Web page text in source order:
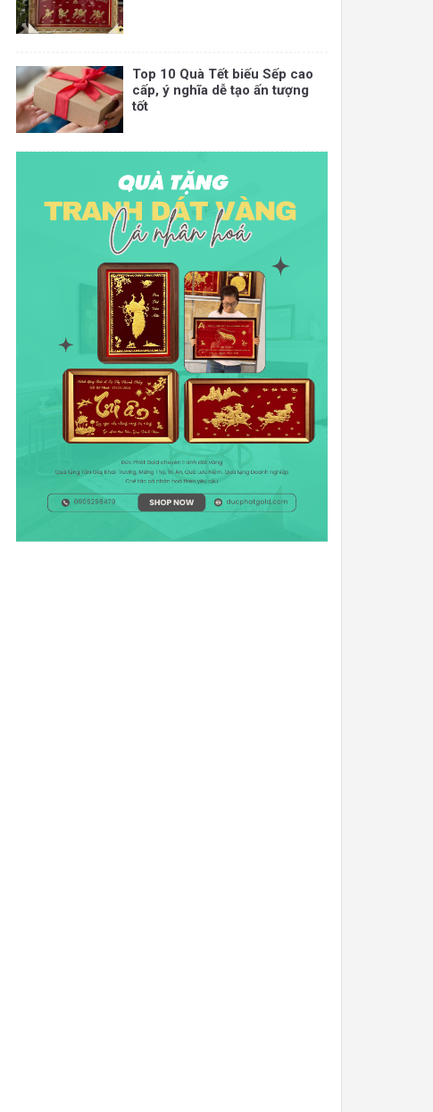
Top 10 Quà Tết biếu Sếp cao
cấp, ý nghĩa dễ tạo ấn tượng
tốt